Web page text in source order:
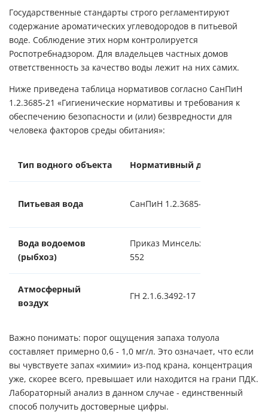
Государственные стандарты строго регламентируют
содержание ароматических углеводородов в питьевой
воде. Соблюдение этих норм контролируется
Роспотребнадзором. Для владельцев частных домов
ответственность за качество воды лежит на них самих.
Ниже приведена таблица нормативов согласно СанПиН
1.2.3685-21 «Гигиенические нормативы и требования к
обеспечению безопасности и (или) безвредности для
человека факторов среды обитания»:
Тип водного объекта Нормативный документ
Питьевая вода СанПиН 1.2.3685-21
Вода водоемов
(рыбхоз)
Приказ Минсельхоза №
552
Атмосферный
воздух
ГН 2.1.6.3492-17
Важно понимать: порог ощущения запаха толуола
составляет примерно 0,6 - 1,0 мг/л. Это означает, что если
вы чувствуете запах «химии» из-под крана, концентрация
уже, скорее всего, превышает или находится на грани ПДК.
Лабораторный анализ в данном случае - единственный
способ получить достоверные цифры.